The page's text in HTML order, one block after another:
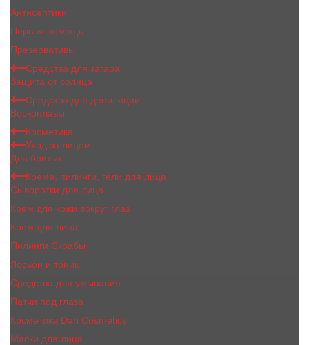
Антисептики
Первая помощь
Презервативы
Средства для загара
Защита от солнца
Средства для депиляции
Воскоплавы
Косметика
Уход за лицом
Для бритья
Крема, пилинги, гели для лица
Сыворотки для лица
Крем для кожи вокруг глаз
Крем для лица
Пилинги,Скрабы
Лосьон и тоник
Средства для умывания
Патчи под глаза
Косметика Dari Cosmetics
Маски для лица